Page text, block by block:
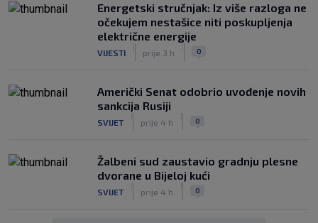
Energetski stručnjak: Iz više razloga ne
očekujem nestašice niti poskupljenja
električne energije
VIJESTI prije 3 h 0
Američki Senat odobrio uvođenje novih
sankcija Rusiji
SVIJET prije 4 h 0
Žalbeni sud zaustavio gradnju plesne
dvorane u Bijeloj kući
SVIJET prije 4 h 0